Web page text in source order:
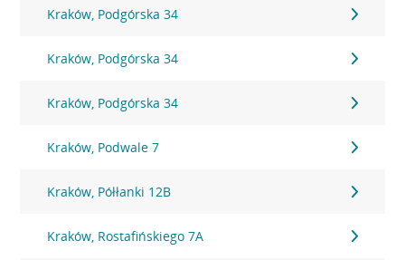
Kraków, Podgórska 34
Kraków, Podgórska 34
Kraków, Podgórska 34
Kraków, Podwale 7
Kraków, Półłanki 12B
Kraków, Rostafińskiego 7A